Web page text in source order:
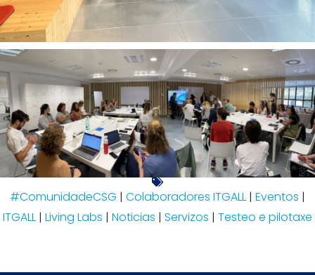
#ComunidadeCSG | Colaboradores ITGALL | Eventos |
ITGALL | Living Labs | Noticias | Servizos | Testeo e pilotaxe